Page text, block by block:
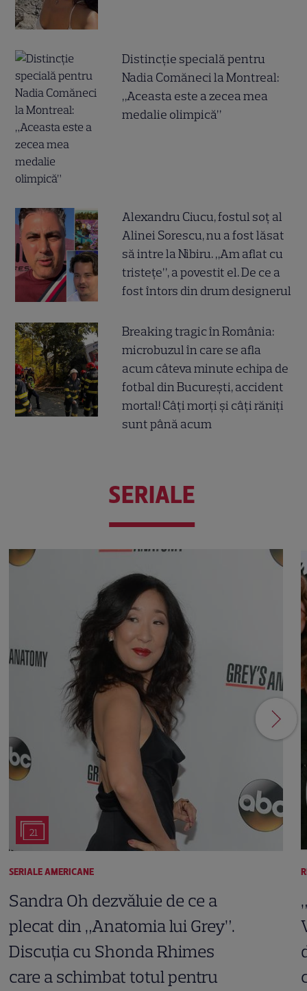
Distincție specială pentru
Nadia Comăneci la Montreal:
„Aceasta este a zecea mea
medalie olimpică”
Alexandru Ciucu, fostul soț al
Alinei Sorescu, nu a fost lăsat
să intre la Nibiru. „Am aflat cu
tristețe”, a povestit el. De ce a
fost întors din drum designerul
Breaking tragic în România:
microbuzul în care se afla
acum câteva minute echipa de
fotbal din București, accident
mortal! Câți morți și câți răniți
sunt până acum
SERIALE
21
SERIALE AMERICANE
Sandra Oh dezvăluie de ce a
plecat din „Anatomia lui Grey”.
Discuția cu Shonda Rhimes
care a schimbat totul pentru